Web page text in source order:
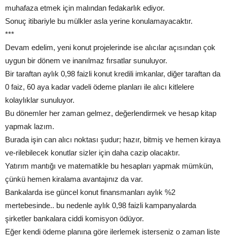
muhafaza etmek için malından fedakarlık ediyor.
Sonuç itibariyle bu mülkler asla yerine konulamayacaktır.
***
Devam edelim, yeni konut projelerinde ise alıcılar açısından çok
uygun bir dönem ve inanılmaz fırsatlar sunuluyor.
Bir taraftan aylık 0,98 faizli konut kredili imkanlar, diğer taraftan da
0 faiz, 60 aya kadar vadeli ödeme planları ile alıcı kitlelere
kolaylıklar sunuluyor.
Bu dönemler her zaman gelmez, değerlendirmek ve hesap kitap
yapmak lazım.
Burada işin can alıcı noktası şudur; hazır, bitmiş ve hemen kiraya
ve-rilebilecek konutlar sizler için daha cazip olacaktır.
Yatırım mantığı ve matematikle bu hesapları yapmak mümkün,
çünkü hemen kiralama avantajınız da var.
Bankalarda ise güncel konut finansmanları aylık %2
mertebesinde.. bu nedenle aylık 0,98 faizli kampanyalarda
şirketler bankalara ciddi komisyon ödüyor.
Eğer kendi ödeme planına göre ilerlemek isterseniz o zaman liste